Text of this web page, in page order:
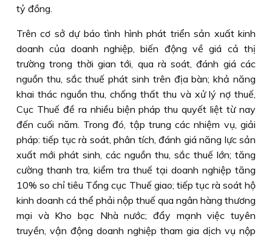
tỷ đồng.
Trên cơ sở dự báo tình hình phát triển sản xuất kinh
doanh của doanh nghiệp, biến động về giá cả thị
trường trong thời gian tới, qua rà soát, đánh giá các
nguồn thu, sắc thuế phát sinh trên địa bàn; khả năng
khai thác nguồn thu, chống thất thu và xử lý nợ thuế,
Cục Thuế đề ra nhiều biện pháp thu quyết liệt từ nay
đến cuối năm. Trong đó, tập trung các nhiệm vụ, giải
pháp: tiếp tục rà soát, phân tích, đánh giá năng lực sản
xuất mới phát sinh, các nguồn thu, sắc thuế lớn; tăng
cường thanh tra, kiểm tra thuế tại doanh nghiệp tăng
10% so chỉ tiêu Tổng cục Thuế giao; tiếp tục rà soát hộ
kinh doanh cá thể phải nộp thuế qua ngân hàng thương
mại và Kho bạc Nhà nước; đẩy mạnh việc tuyên
truyền, vận động doanh nghiệp tham gia dịch vụ nộp